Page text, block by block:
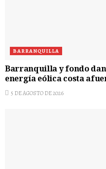
BARRANQUILLA
Barranquilla y fondo
energía eólica costa
5 DE AGOSTO DE 2026